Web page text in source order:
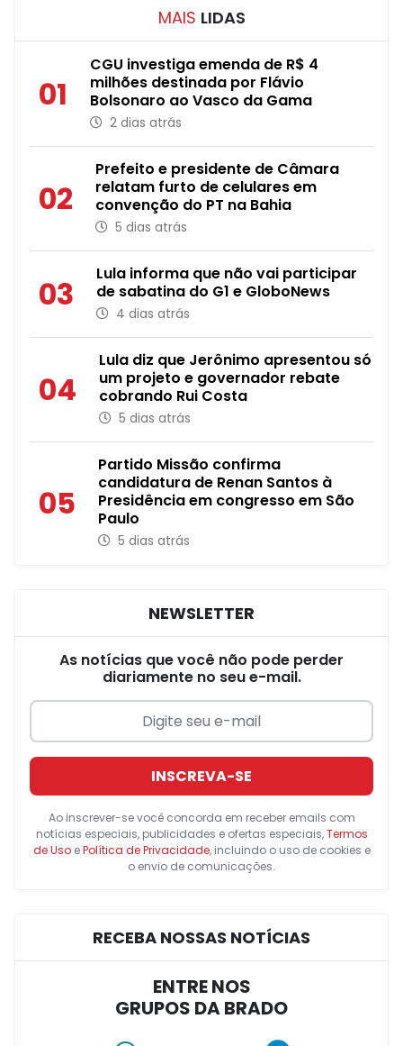
MAIS LIDAS
01
CGU investiga emenda de R$ 4
milhões destinada por Flávio
Bolsonaro ao Vasco da Gama
2 dias atrás
02
Prefeito e presidente de Câmara
relatam furto de celulares em
convenção do PT na Bahia
5 dias atrás
03
Lula informa que não vai participar
de sabatina do G1 e GloboNews
4 dias atrás
04
Lula diz que Jerônimo apresentou só
um projeto e governador rebate
cobrando Rui Costa
5 dias atrás
05
Partido Missão confirma
candidatura de Renan Santos à
Presidência em congresso em São
Paulo
5 dias atrás
NEWSLETTER
As notícias que você não pode perder
diariamente no seu e-mail.
INSCREVA-SE
Ao inscrever-se você concorda em receber emails com
notícias especiais, publicidades e ofertas especiais,Termos
de UsoePolítica de Privacidade, incluindo o uso de cookies e
o envio de comunicações.
RECEBA NOSSAS NOTÍCIAS
ENTRE NOS
GRUPOS DA BRADO